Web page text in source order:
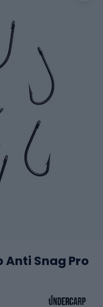
Snag Pro